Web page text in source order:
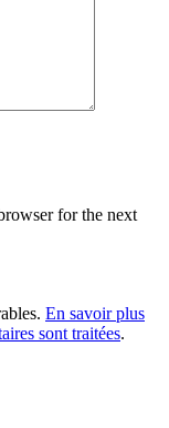
for the next
En savoir plus
sont traitées.